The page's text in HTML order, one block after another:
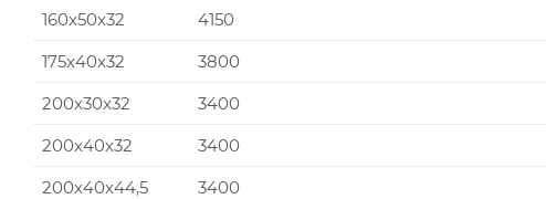
160x50x32
4150
175x40x32
3800
200x30x32
3400
200x40x32
3400
200x40x44,5
3400